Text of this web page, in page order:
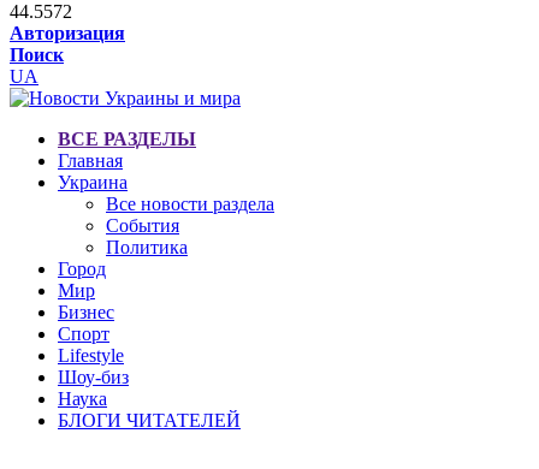
44.5572
Авторизация
Поиск
UA
ВСЕ РАЗДЕЛЫ
Главная
Украина
Все новости раздела
События
Политика
Город
Мир
Бизнес
Спорт
Lifestyle
Шоу-биз
Наука
БЛОГИ ЧИТАТЕЛЕЙ